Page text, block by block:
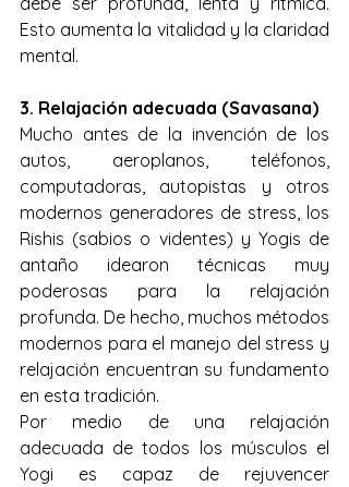
Esto aumenta la vitalidad y la claridad
mental.
3. Relajación adecuada (Savasana)
Mucho antes de la invención de los
autos, aeroplanos, teléfonos,
computadoras, autopistas y otros
modernos generadores de stress, los
Rishis (sabios o videntes) y Yogis de
antaño idearon técnicas muy
poderosas para la relajación
profunda. De hecho, muchos métodos
modernos para el manejo del stress y
relajación encuentran su fundamento
en esta tradición.
Por medio de una relajación
adecuada de todos los músculos el
Yogi es capaz de rejuvencer